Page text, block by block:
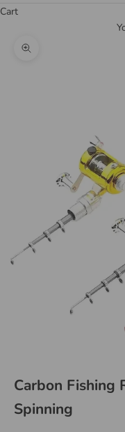
Cart
Zoom picture
Carbon Fishing
Spinning